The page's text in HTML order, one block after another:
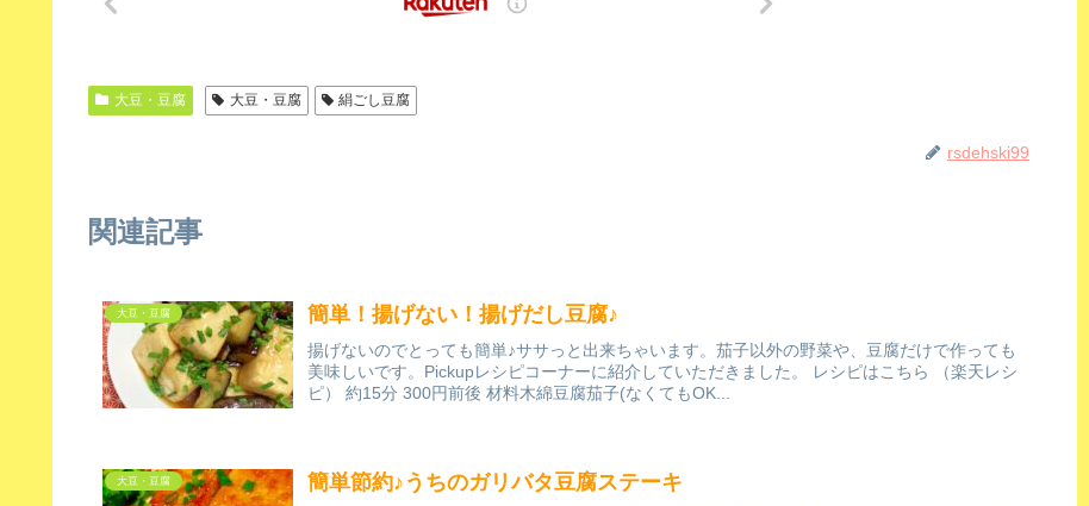
大豆・豆腐 大豆・豆腐 絹ごし豆腐
rsdehski99
関連記事
大豆・豆腐 簡単！揚げない！揚げだし豆腐♪
揚げないのでとっても簡単♪ササっと出来ちゃいます。茄子以外の野菜や、豆腐だけで作っても
美味しいです。Pickupレシピコーナーに紹介していただきました。 レシピはこちら （楽天レシ
ピ） 約15分 300円前後 材料木綿豆腐茄子(なくてもOK...
大豆・豆腐 簡単節約♪うちのガリバタ豆腐ステーキ